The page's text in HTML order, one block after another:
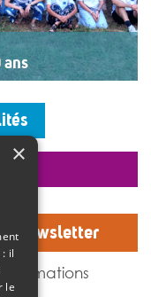
ans
dans une
groupe de
SESSAD
[…]
Newsletter
×
il
le